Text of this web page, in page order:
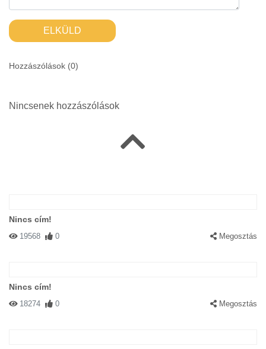
ELKÜLD
Hozzászólások (0)
Nincsenek hozzászólások
Nincs cím!
19568 0 Megosztás
Nincs cím!
18274 0 Megosztás